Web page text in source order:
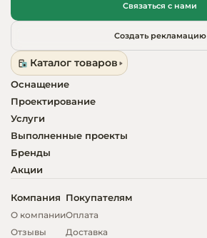
Связаться с нами
Создать рекламацию
Каталог товаров
Оснащение
Проектирование
Услуги
Выполненные проекты
Бренды
Акции
Компания
О компании
Отзывы
Покупателям
Оплата
Доставка